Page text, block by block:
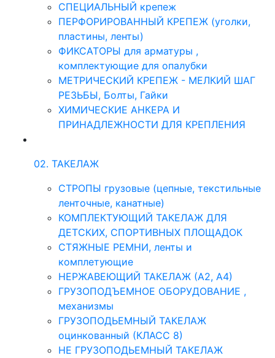
СПЕЦИАЛЬНЫЙ крепеж
ПЕРФОРИРОВАННЫЙ КРЕПЕЖ (уголки,
пластины, ленты)
ФИКСАТОРЫ для арматуры ,
комплектующие для опалубки
МЕТРИЧЕСКИЙ КРЕПЕЖ - МЕЛКИЙ ШАГ
РЕЗЬБЫ, Болты, Гайки
ХИМИЧЕСКИЕ АНКЕРА И
ПРИНАДЛЕЖНОСТИ ДЛЯ КРЕПЛЕНИЯ
02. ТАКЕЛАЖ
СТРОПЫ грузовые (цепные, текстильные
ленточные, канатные)
КОМПЛЕКТУЮЩИЙ ТАКЕЛАЖ ДЛЯ
ДЕТСКИХ, СПОРТИВНЫХ ПЛОЩАДОК
СТЯЖНЫЕ РЕМНИ, ленты и
комплетующие
НЕРЖАВЕЮЩИЙ ТАКЕЛАЖ (А2, А4)
ГРУЗОПОДЪЕМНОЕ ОБОРУДОВАНИЕ ,
механизмы
ГРУЗОПОДЬЕМНЫЙ ТАКЕЛАЖ
оцинкованный (КЛАСС 8)
НЕ ГРУЗОПОДЬЕМНЫЙ ТАКЕЛАЖ